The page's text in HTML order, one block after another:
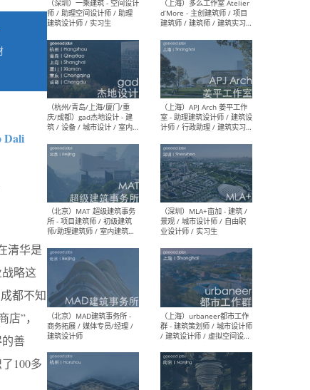
Dali
清华是
略这
都不知
”，
善
100多
（深圳）一乘建筑 - 空间设计
师 / 助理空间设计师 / 助理
建筑设计师 / 实习生
（杭州/青岛/上海/厦门/重
庆/成都）gad杰地设计 - 建
筑 / 设备 / 城市设计 / 室内 /
幕墙 / BIM / 成本 / 工程 / 运
营 / 品牌 / 观点views / 实习
等
（北京）MAT 超级建筑事务
所 - 项目建筑师 / 初级建筑
/ 实习生